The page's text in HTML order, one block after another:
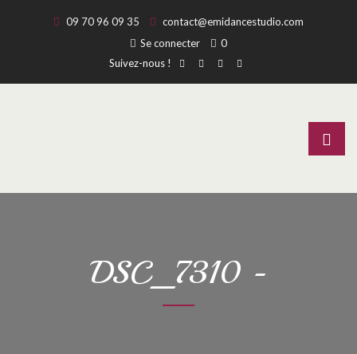
09 70 96 09 35
contact@emidancestudio.com
Se connecter
0
Suivez-nous !
DSC_7310 -